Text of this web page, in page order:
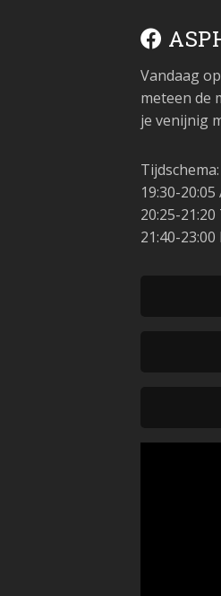
Vandaag
meteen de
je venijnig
Tijdschema:
19:30-
20:25-
21:40-